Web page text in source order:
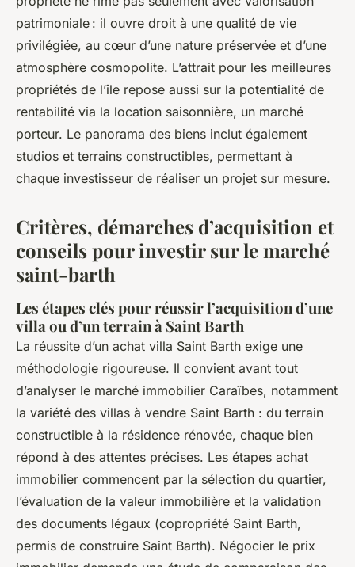
patrimoniale : il ouvre droit à une qualité de vie
privilégiée, au cœur d’une nature préservée et d’une
atmosphère cosmopolite. L’attrait pour les meilleures
propriétés de l’île repose aussi sur la potentialité de
rentabilité via la location saisonnière, un marché
porteur. Le panorama des biens inclut également
studios et terrains constructibles, permettant à
chaque investisseur de réaliser un projet sur mesure.
Critères, démarches d’acquisition et
conseils pour investir sur le marché
saint-barth
Les étapes clés pour réussir l’acquisition d’une
villa ou d’un terrain à Saint Barth
La réussite d’un achat villa Saint Barth exige une
méthodologie rigoureuse. Il convient avant tout
d’analyser le marché immobilier Caraïbes, notamment
la variété des villas à vendre Saint Barth : du terrain
constructible à la résidence rénovée, chaque bien
répond à des attentes précises. Les étapes achat
immobilier commencent par la sélection du quartier,
l’évaluation de la valeur immobilière et la validation
des documents légaux (copropriété Saint Barth,
permis de construire Saint Barth). Négocier le prix